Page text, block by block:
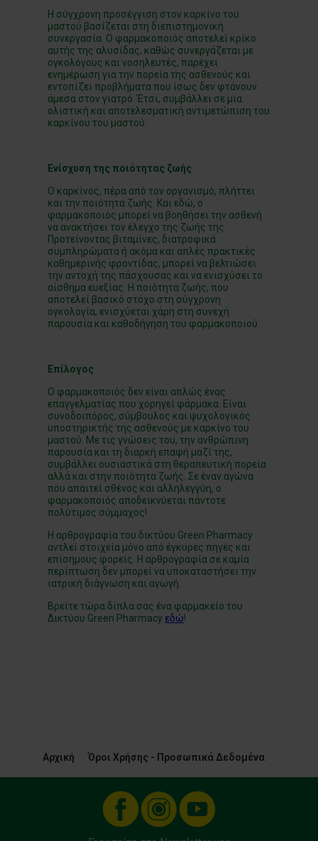
Η σύγχρονη προσέγγιση στον καρκίνο του
μαστού βασίζεται στη διεπιστημονική
συνεργασία. Ο φαρμακοποιός αποτελεί κρίκο
αυτής της αλυσίδας, καθώς συνεργάζεται με
ογκολόγους και νοσηλευτές, παρέχει
ενημέρωση για την πορεία της ασθενούς και
εντοπίζει προβλήματα που ίσως δεν φτάνουν
άμεσα στον γιατρό. Έτσι, συμβάλλει σε μια
ολιστική και αποτελεσματική αντιμετώπιση του
καρκίνου του μαστού.
Ενίσχυση της ποιότητας ζωής
Ο καρκίνος, πέρα από τον οργανισμό, πλήττει
και την ποιότητα ζωής. Και εδώ, ο
φαρμακοποιός μπορεί να βοηθήσει την ασθενή
να ανακτήσει τον έλεγχο της ζωής της.
Προτείνοντας βιταμίνες, διατροφικά
συμπληρώματα ή ακόμα και απλές πρακτικές
καθημερινής φροντίδας, μπορεί να βελτιώσει
την αντοχή της πάσχουσας και να ενισχύσει το
αίσθημα ευεξίας. Η ποιότητα ζωής, που
αποτελεί βασικό στόχο στη σύγχρονη
ογκολογία, ενισχύεται χάρη στη συνεχή
παρουσία και καθοδήγηση του φαρμακοποιού.
Επίλογος
Ο φαρμακοποιός δεν είναι απλώς ένας
επαγγελματίας που χορηγεί φάρμακα. Είναι
συνοδοιπόρος, σύμβουλος και ψυχολογικός
υποστηρικτής της ασθενούς με καρκίνο του
μαστού. Με τις γνώσεις του, την ανθρώπινη
παρουσία και τη διαρκή επαφή μαζί της,
συμβάλλει ουσιαστικά στη θεραπευτική πορεία
αλλά και στην ποιότητα ζωής. Σε έναν αγώνα
που απαιτεί σθένος και αλληλεγγύη, ο
φαρμακοποιός αποδεικνύεται πάντοτε
πολύτιμος σύμμαχος!
Η αρθρογραφία του δικτύου Green Pharmacy
αντλεί στοιχεία μόνο από έγκυρες πηγές και
επίσημους φορείς. Η αρθρογραφία σε καμία
περίπτωση δεν μπορεί να υποκαταστήσει την
ιατρική διάγνωση και αγωγή.
Βρείτε τώρα δίπλα σας ένα φαρμακείο του
Δικτύου Green Pharmacy εδώ!
Αρχική Όροι Χρήσης - Προσωπικά Δεδομένα